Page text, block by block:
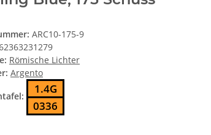
ARC10-175-9
Römische Lichter
Argento
1.4G
0336